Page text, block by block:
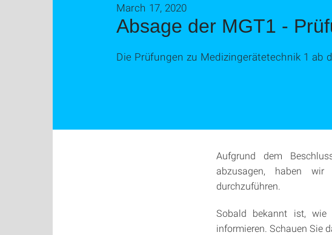
Absage der MGT1 -
March 17, 2020
Die Prüfungen zu Medizingerätetechnik 1 ab
Aufgrund dem
abzusagen, haben
durchzuführen.
Sobald bekannt ist, wie
informieren. Schauen Sie